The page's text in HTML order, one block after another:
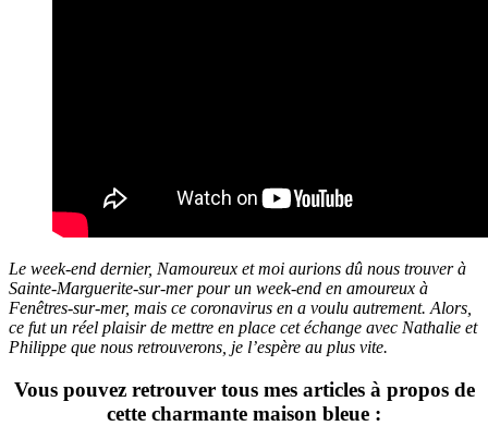
Le week-end dernier, Namoureux et moi aurions dû nous trouver à
Sainte-Marguerite-sur-mer pour un week-end en amoureux à
Fenêtres-sur-mer, mais ce coronavirus en a voulu autrement. Alors,
ce fut un réel plaisir de mettre en place cet échange avec Nathalie et
Philippe que nous retrouverons, je l’espère au plus vite.
Vous pouvez retrouver tous mes articles à propos de
cette charmante maison bleue :